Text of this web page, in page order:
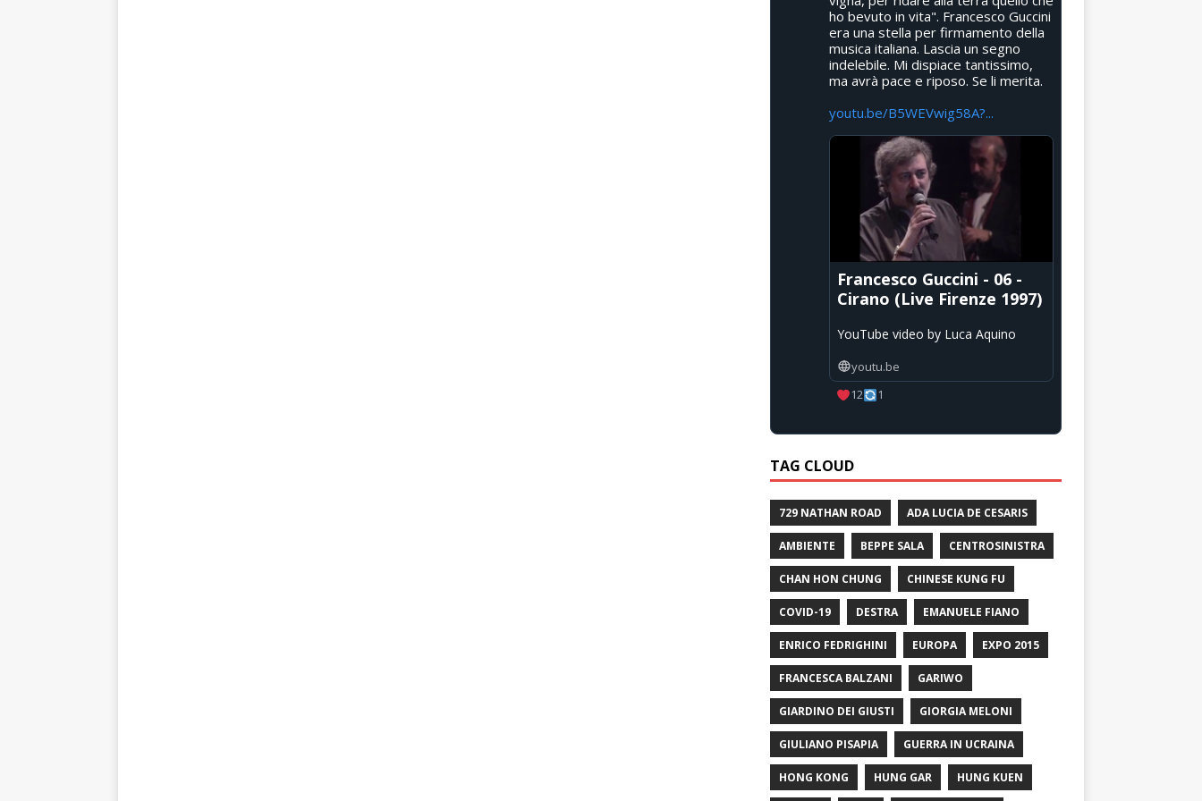
ho bevuto in vita". Francesco Guccini
era una stella per firmamento della
musica italiana. Lascia un segno
indelebile. Mi dispiace tantissimo,
ma avrà pace e riposo. Se li merita.
youtu.be/B5WEVwig58A?...
Francesco Guccini - 06 -
Cirano (Live Firenze 1997)
YouTube video by Luca Aquino
youtu.be
12
1
TAG CLOUD
729 NATHAN ROAD ADA LUCIA DE CESARIS
AMBIENTE BEPPE SALA CENTROSINISTRA
CHAN HON CHUNG CHINESE KUNG FU
COVID-19 DESTRA EMANUELE FIANO
ENRICO FEDRIGHINI EUROPA EXPO 2015
FRANCESCA BALZANI GARIWO
GIARDINO DEI GIUSTI GIORGIA MELONI
GIULIANO PISAPIA GUERRA IN UCRAINA
HONG KONG HUNG GAR HUNG KUEN